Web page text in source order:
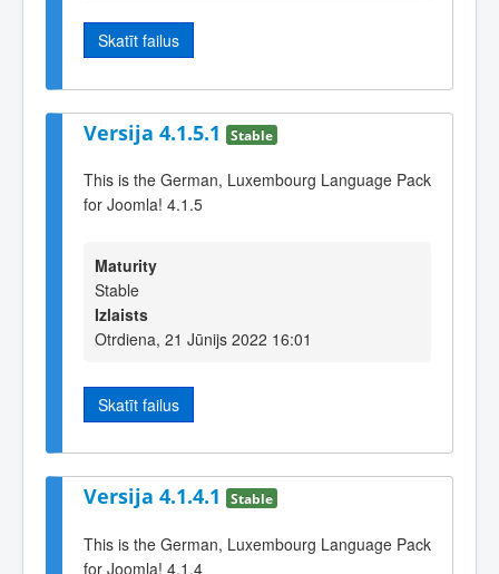
Skatīt failus
Versija 4.1.5.1 Stable
This is the German, Luxembourg Language Pack
for Joomla! 4.1.5
Maturity
Stable
Izlaists
Otrdiena, 21 Jūnijs 2022 16:01
Skatīt failus
Versija 4.1.4.1 Stable
This is the German, Luxembourg Language Pack
for Joomla! 4.1.4